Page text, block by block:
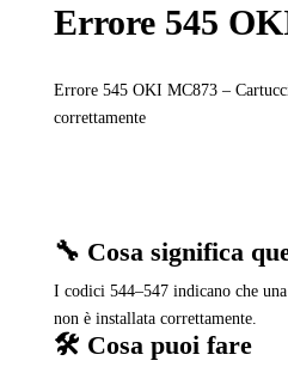
Errore 545
Errore 545 OKI MC873 –
correttamente
🔧 Cosa significa
I codici 544–547 indicano che
non è installata correttamente.
🛠️ Cosa puoi fare